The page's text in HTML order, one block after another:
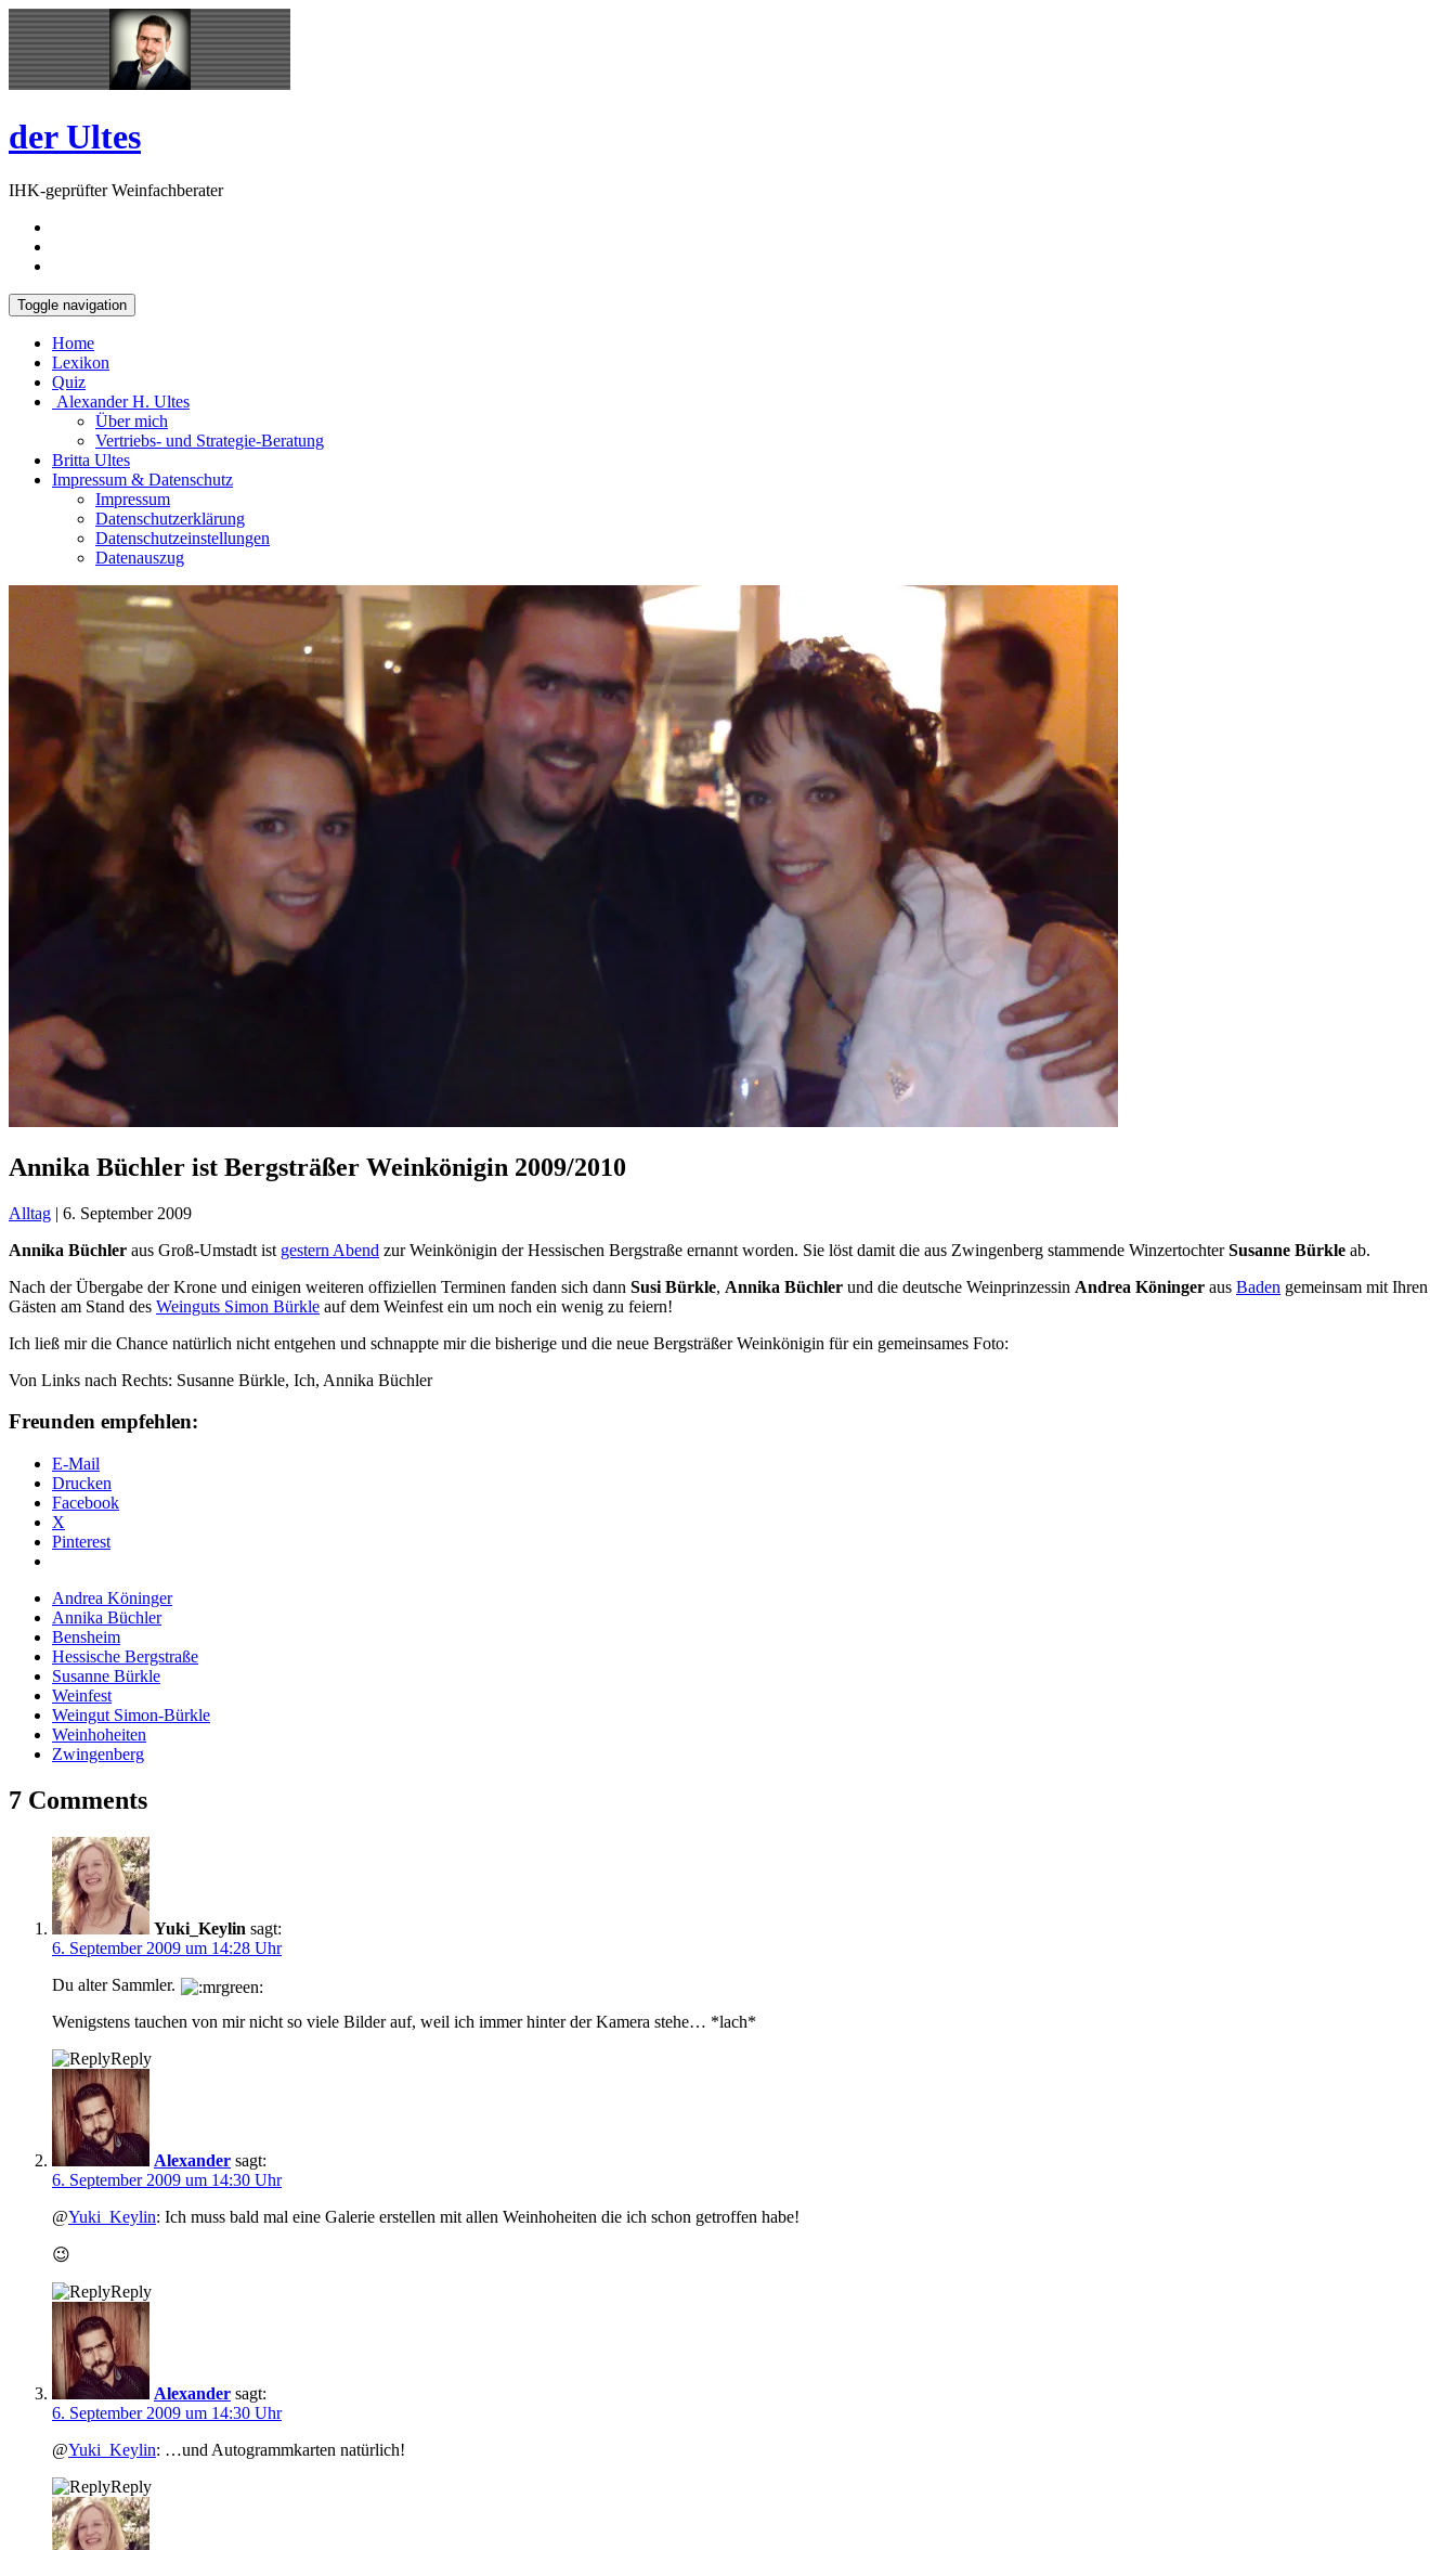
Skip
to
content
Open
Sidebar
der Ultes
IHK-geprüfter Weinfachberater
Toggle navigation
Home
Lexikon
Quiz
Alexander H. Ultes
Über mich
Vertriebs- und Strategie-Beratung
Britta Ultes
Impressum & Datenschutz
Impressum
Datenschutzerklärung
Datenschutzeinstellungen
Datenauszug
Annika Büchler ist Bergsträßer Weinkönigin 2009/2010
Alltag | 6. September 2009
Annika Büchler aus Groß-Umstadt ist gestern Abend zur Weinkönigin der Hessischen Bergstraße ernannt worden. Sie löst damit die aus Zwingenberg stammende WinzertochterSusanne Bürkle ab.
Nach der Übergabe der Krone und einigen weiteren offiziellen Terminen fanden sich dann Susi Bürkle, Annika Büchler und die deutsche Weinprinzessin Andrea Köninger aus Baden gemeinsam mit Ihren
Gästen am Stand des Weinguts Simon Bürkle auf dem Weinfest ein um noch ein wenig zu feiern!
Ich ließ mir die Chance natürlich nicht entgehen und schnappte mir die bisherige und die neue Bergsträßer Weinkönigin für ein gemeinsames Foto:
Von Links nach Rechts: Susanne Bürkle, Ich, Annika Büchler
Freunden empfehlen:
E-Mail
Drucken
Facebook
X
Pinterest
Andrea Köninger
Annika Büchler
Bensheim
Hessische Bergstraße
Susanne Bürkle
Weinfest
Weingut Simon-Bürkle
Weinhoheiten
Zwingenberg
7 Comments
Yuki_Keylin sagt:
6. September 2009 um 14:28 Uhr
Du alter Sammler.
Wenigstens tauchen von mir nicht so viele Bilder auf, weil ich immer hinter der Kamera stehe… *lach*
Reply
Alexander sagt:
6. September 2009 um 14:30 Uhr
@Yuki_Keylin: Ich muss bald mal eine Galerie erstellen mit allen Weinhoheiten die ich schon getroffen habe!
😉
Reply
Alexander sagt:
6. September 2009 um 14:30 Uhr
@Yuki_Keylin: …und Autogrammkarten natürlich!
Reply